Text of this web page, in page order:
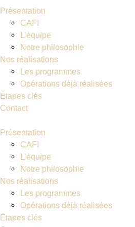
Présentation
CAFI
L’équipe
Notre philosophie
Nos réalisations
Les programmes
Opérations déjà réalisées
Étapes clés
Contact
Présentation
CAFI
L’équipe
Notre philosophie
Nos réalisations
Les programmes
Opérations déjà réalisées
Étapes clés